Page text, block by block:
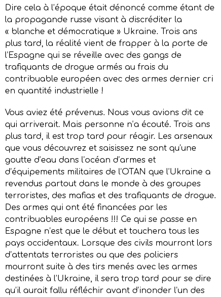
Dire cela à l’époque était dénoncé comme étant de
la propagande russe visant à discréditer la
« blanche et démocratique » Ukraine. Trois ans
plus tard, la réalité vient de frapper à la porte de
l’Espagne qui se réveille avec des gangs de
trafiquants de drogue armés au frais du
contribuable européen avec des armes dernier cri
en quantité industrielle !
Vous aviez été prévenus. Nous vous avions dit ce
qui arriverait. Mais personne n’a écouté. Trois ans
plus tard, il est trop tard pour réagir. Les arsenaux
que vous découvrez et saisissez ne sont qu’une
goutte d’eau dans l’océan d’armes et
d’équipements militaires de l’OTAN que l’Ukraine a
revendus partout dans le monde à des groupes
terroristes, des mafias et des trafiquants de drogue.
Des armes qui ont été financées par les
contribuables européens !!! Ce qui se passe en
Espagne n’est que le début et touchera tous les
pays occidentaux. Lorsque des civils mourront lors
d’attentats terroristes ou que des policiers
mourront suite à des tirs menés avec les armes
destinées à l’Ukraine, il sera trop tard pour se dire
qu’il aurait fallu réfléchir avant d’inonder l’un des